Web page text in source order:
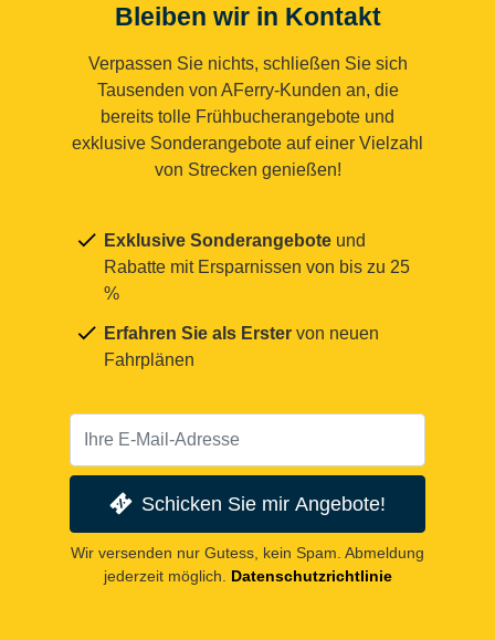
Bleiben wir in Kontakt
Verpassen Sie nichts, schließen Sie sich
Tausenden von AFerry-Kunden an, die
bereits tolle Frühbucherangebote und
exklusive Sonderangebote auf einer Vielzahl
von Strecken genießen!
Exklusive Sonderangebote und
Rabatte mit Ersparnissen von bis zu 25
%
Erfahren Sie als Erster von neuen
Fahrplänen
Schicken Sie mir Angebote!
Wir versenden nur Gutess, kein Spam. Abmeldung
jederzeit möglich.
Datenschutzrichtlinie